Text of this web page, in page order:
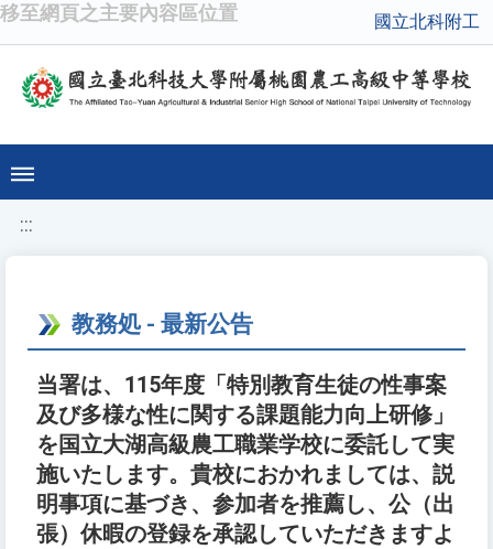
移至網頁之主要內容區位置 國立北科附工
:::
教務処 - 最新公告
当署は、115年度「特別教育生徒の性事案
及び多様な性に関する課題能力向上研修」
を国立大湖高級農工職業学校に委託して実
施いたします。貴校におかれましては、説
明事項に基づき、参加者を推薦し、公（出
張）休暇の登録を承認していただきますよ